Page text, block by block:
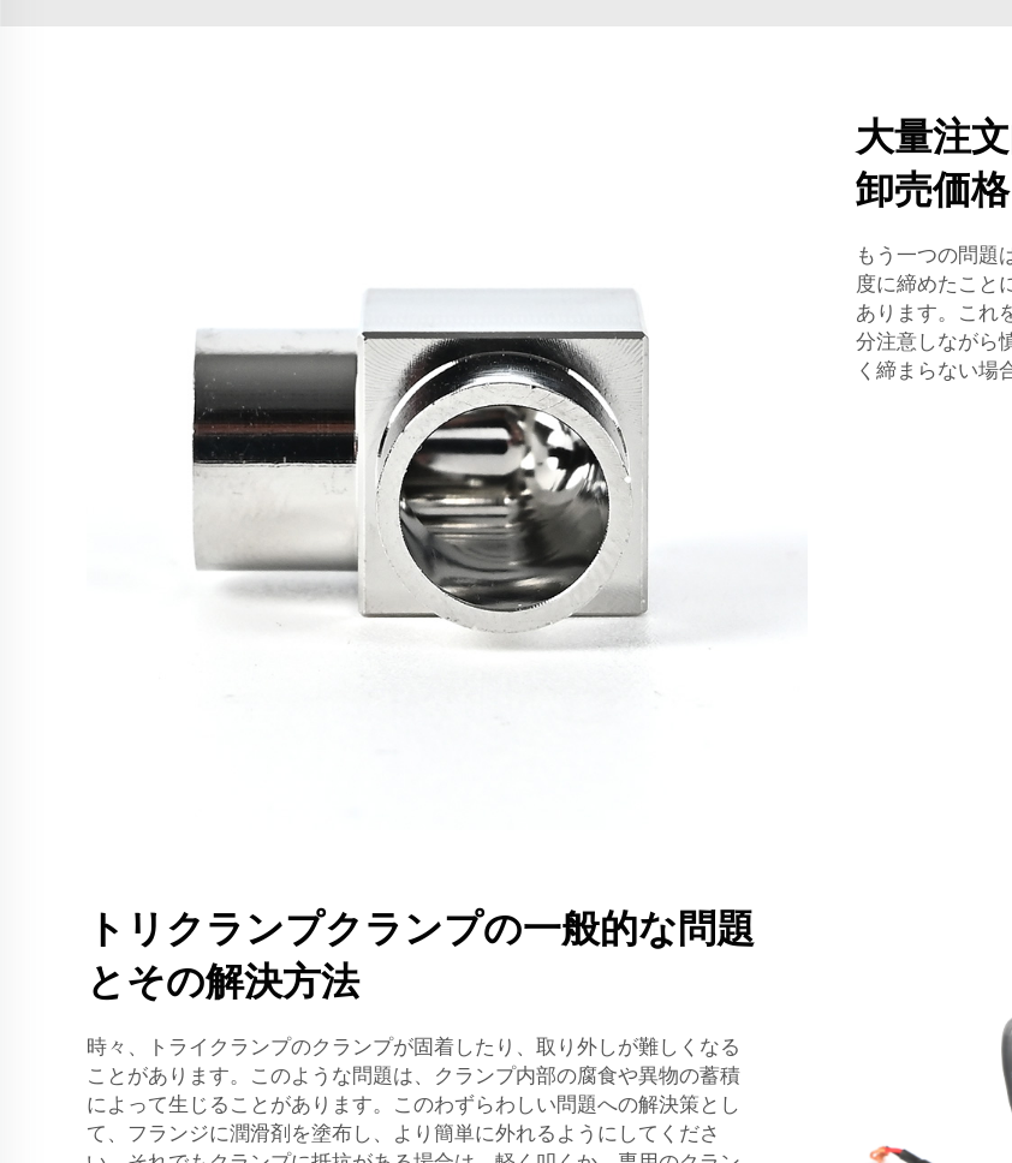
大量注
卸売価格
もう一つの問題
度に締めたこと
あります。これ
分注意しながら
く締まらない場
トリクランプクランプの一般的な問題
とその解決方法
時々、トライクランプのクランプが固着したり、取り外しが難しくなる
ことがあります。このような問題は、クランプ内部の腐食や異物の蓄積
によって生じることがあります。このわずらわしい問題への解決策とし
て、フランジに潤滑剤を塗布し、より簡単に外れるようにしてくださ